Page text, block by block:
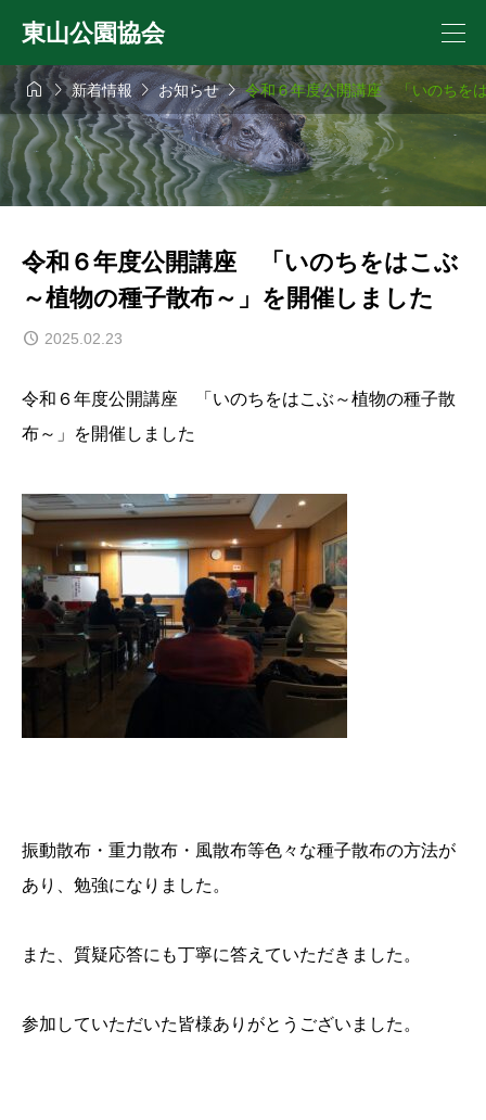
東山公園協会
新着情報お知らせ令和６年度公開講座 「いのちを
令和６年度公開講座 「いのちをはこぶ
～植物の種子散布～」を開催しました
2025.02.23
令和６年度公開講座 「いのちをはこぶ～植物の種子散
布～」を開催しました
振動散布・重力散布・風散布等色々な種子散布の方法が
あり、勉強になりました。
また、質疑応答にも丁寧に答えていただきました。
参加していただいた皆様ありがとうございました。